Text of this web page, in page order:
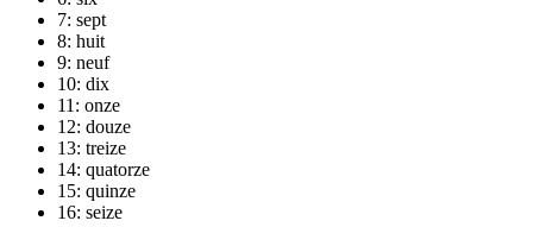
7: sept
8: huit
9: neuf
10: dix
11: onze
12: douze
13: treize
14: quatorze
15: quinze
16: seize